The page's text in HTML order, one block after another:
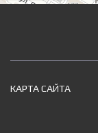
КАРТА САЙТА